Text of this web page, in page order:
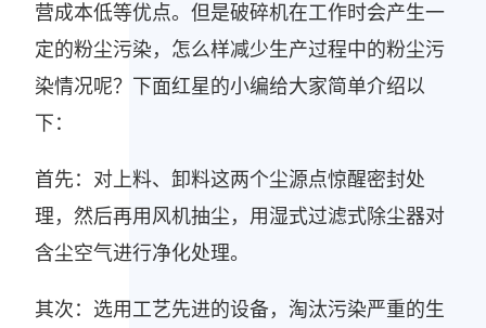
营成本低等优点。但是破碎机在工作时会产生一
定的粉尘污染，怎么样减少生产过程中的粉尘污
染情况呢？下面红星的小编给大家简单介绍以
下：
首先：对上料、卸料这两个尘源点惊醒密封处
理，然后再用风机抽尘，用湿式过滤式除尘器对
含尘空气进行净化处理。
其次：选用工艺先进的设备，淘汰污染严重的生